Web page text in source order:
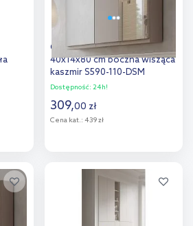
cm
Cersanit Moduo szafka
40x14x80 cm boczna wisząca
kaszmir S590-110-DSM
Dostępność: 24h!
309,00 zł
Cena kat.: 439 zł
Dodaj do
porównania